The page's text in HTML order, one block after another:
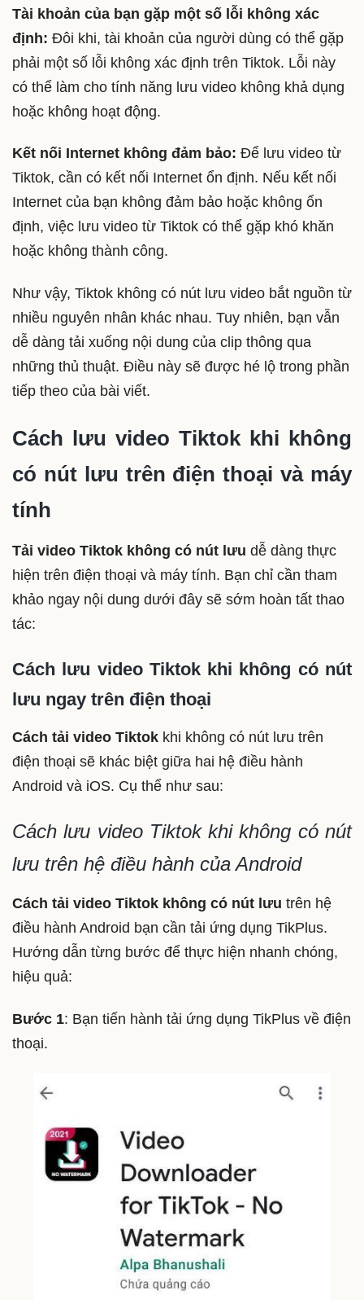
Tài khoản của bạn gặp một số lỗi không xác
định: Đôi khi, tài khoản của người dùng có thể gặp
phải một số lỗi không xác định trên Tiktok. Lỗi này
có thể làm cho tính năng lưu video không khả dụng
hoặc không hoạt động.
Kết nối Internet không đảm bảo: Để lưu video từ
Tiktok, cần có kết nối Internet ổn định. Nếu kết nối
Internet của bạn không đảm bảo hoặc không ổn
định, việc lưu video từ Tiktok có thể gặp khó khăn
hoặc không thành công.
Như vậy, Tiktok không có nút lưu video bắt nguồn từ
nhiều nguyên nhân khác nhau. Tuy nhiên, bạn vẫn
dễ dàng tải xuống nội dung của clip thông qua
những thủ thuật. Điều này sẽ được hé lộ trong phần
tiếp theo của bài viết.
Cách lưu video Tiktok khi không
có nút lưu trên điện thoại và máy
tính
Tải video Tiktok không có nút lưu dễ dàng thực
hiện trên điện thoại và máy tính. Bạn chỉ cần tham
khảo ngay nội dung dưới đây sẽ sớm hoàn tất thao
tác:
Cách lưu video Tiktok khi không có nút
lưu ngay trên điện thoại
Cách tải video Tiktok khi không có nút lưu trên
điện thoại sẽ khác biệt giữa hai hệ điều hành
Android và iOS. Cụ thể như sau:
Cách lưu video Tiktok khi không có nút
lưu trên hệ điều hành của Android
Cách tải video Tiktok không có nút lưu trên hệ
điều hành Android bạn cần tải ứng dụng TikPlus.
Hướng dẫn từng bước để thực hiện nhanh chóng,
hiệu quả:
Bước 1: Bạn tiến hành tải ứng dụng TikPlus về điện
thoại.